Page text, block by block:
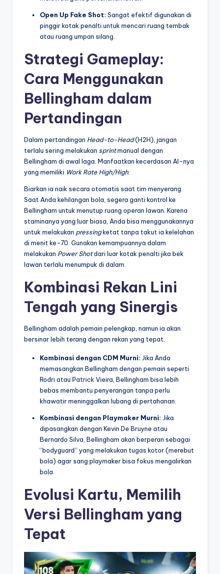
Open Up Fake Shot: Sangat efektif digunakan di
pinggir kotak penalti untuk mencari ruang tembak
atau ruang umpan silang.
Strategi Gameplay:
Cara Menggunakan
Bellingham dalam
Pertandingan
Dalam pertandingan Head-to-Head(H2H), jangan
terlalu sering melakukan sprintmanual dengan
Bellingham di awal laga. Manfaatkan kecerdasan AI-nya
yang memiliki Work Rate High/High.
Biarkan ia naik secara otomatis saat tim menyerang.
Saat Anda kehilangan bola, segera ganti kontrol ke
Bellingham untuk menutup ruang operan lawan. Karena
staminanya yang luar biasa, Anda bisa menggunakannya
untuk melakukan pressingketat tanpa takut ia kelelahan
di menit ke-70. Gunakan kemampuannya dalam
melakukan Power Shotdari luar kotak penalti jika bek
lawan terlalu menumpuk di dalam.
Kombinasi Rekan Lini
Tengah yang Sinergis
Bellingham adalah pemain pelengkap, namun ia akan
bersinar lebih terang dengan rekan yang tepat.
Kombinasi dengan CDM Murni: Jika Anda
memasangkan Bellingham dengan pemain seperti
Rodri atau Patrick Vieira, Bellingham bisa lebih
bebas membantu penyerangan tanpa perlu
khawatir meninggalkan lubang di pertahanan.
Kombinasi dengan Playmaker Murni: Jika
dipasangkan dengan Kevin De Bruyne atau
Bernardo Silva, Bellingham akan berperan sebagai
“bodyguard” yang melakukan tugas kotor (merebut
bola) agar sang playmaker bisa fokus mengalirkan
bola.
Evolusi Kartu, Memilih
Versi Bellingham yang
Tepat